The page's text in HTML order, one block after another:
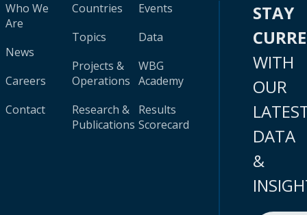
Who We
Are
News
Careers
Contact
Countries
Topics
Projects &
Operations
Research &
Publications
Events
Data
WBG
Academy
Results
Scorecard
STAY
WITH
OUR
DATA
&